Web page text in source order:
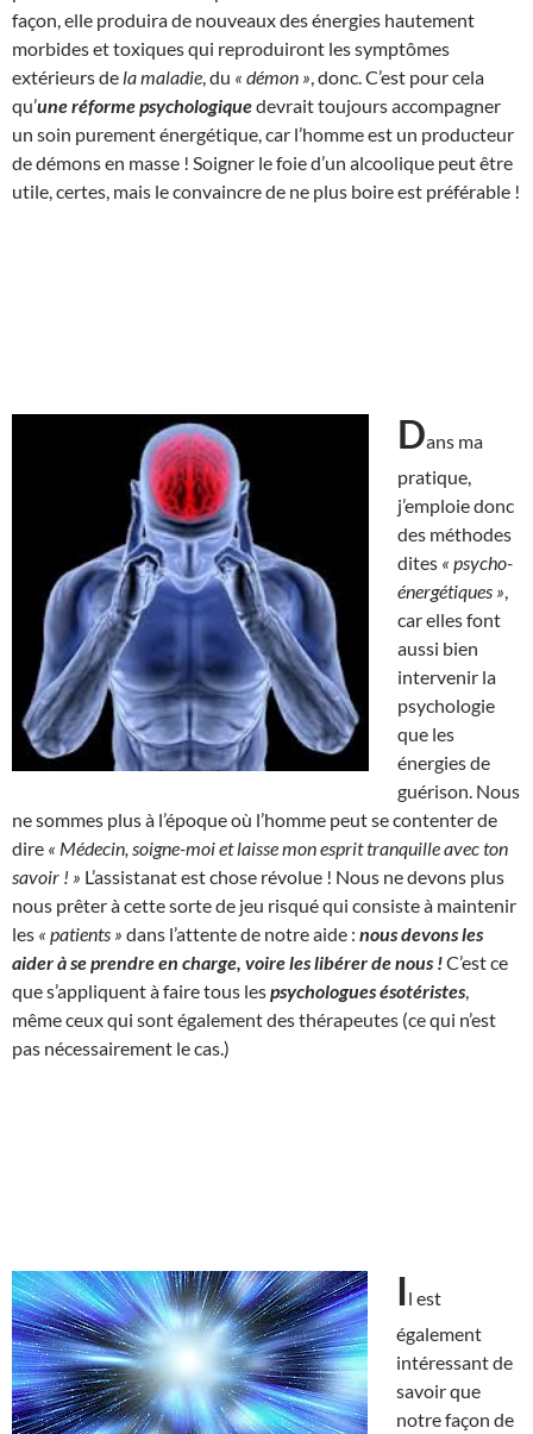
façon, elle produira de nouveaux des énergies hautement
morbides et toxiques qui reproduiront les symptômes
extérieurs de la maladie , du « démon » , donc. C’est pour cela
qu’une réforme psychologiquedevrait toujours accompagner
un soin purement énergétique, car l’homme est un producteur
de démons en masse ! Soigner le foie d’un alcoolique peut être
utile, certes, mais le convaincre de ne plus boire est préférable !
Dans ma
pratique,
j’emploie donc
des méthodes
dites « psycho-
énergétiques »
car elles font
aussi bien
intervenir la
psychologie
que les
énergies de
guérison. Nous
ne sommes plus à l’époque où l’homme peut se contenter de
dire « Médecin, soigne-moi et laisse mon esprit tranquille avec ton
savoir ! » L’assistanat est chose révolue ! Nous ne devons plus
nous prêter à cette sorte de jeu risqué qui consiste à maintenir
les « patients » dans l’attente de notre aide : nous devons les
aider à se prendre en charge, voire les libérer de nous !C’est ce
que s’appliquent à faire tous lespsychologues ésotéristes
même ceux qui sont également des thérapeutes (ce qui n’est
pas nécessairement le cas.)
Il est
également
intéressant de
savoir que
notre façon de